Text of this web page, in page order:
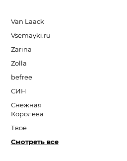
Van Laack
Vsemayki.ru
Zarina
Zolla
befree
СИН
Снежная
Королева
Твое
Смотреть все